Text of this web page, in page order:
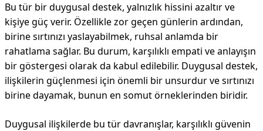
Bu tür bir duygusal destek, yalnızlık hissini azaltır ve
kişiye güç verir. Özellikle zor geçen günlerin ardından,
birine sırtınızı yaslayabilmek, ruhsal anlamda bir
rahatlama sağlar. Bu durum, karşılıklı empati ve anlayışın
bir göstergesi olarak da kabul edilebilir. Duygusal destek,
ilişkilerin güçlenmesi için önemli bir unsurdur ve sırtınızı
birine dayamak, bunun en somut örneklerinden biridir.
Duygusal ilişkilerde bu tür davranışlar, karşılıklı güvenin